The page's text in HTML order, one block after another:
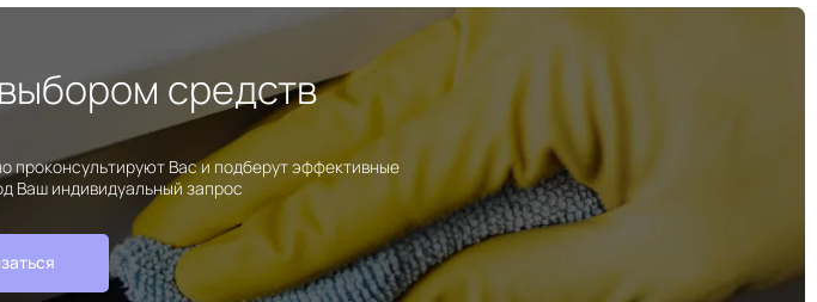
средств
Вас и подберут эффективные
Ваш индивидуальный запрос